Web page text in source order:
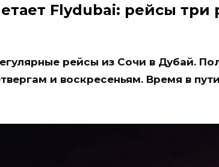
Flydubai: рейсы три
рейсы из Сочи в Дубай.
и воскресеньям. Время в